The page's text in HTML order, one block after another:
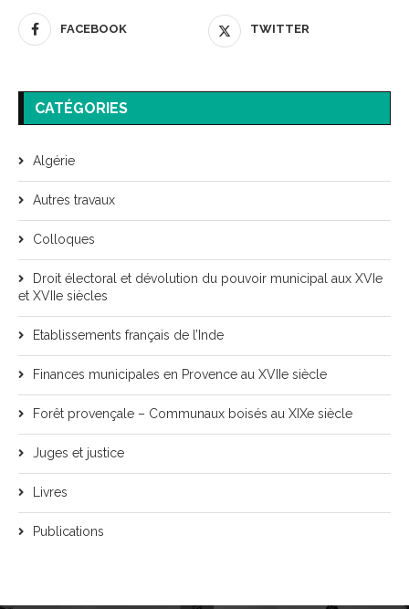
FACEBOOK TWITTER
CATÉGORIES
Algérie
Autres travaux
Colloques
Droit électoral et dévolution du pouvoir municipal aux XVIe
et XVIIe siècles
Etablissements français de l’Inde
Finances municipales en Provence au XVIIe siècle
Forêt provençale – Communaux boisés au XIXe siècle
Juges et justice
Livres
Publications